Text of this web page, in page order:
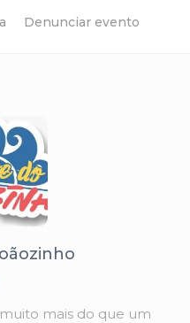
Denunciar evento
mais do que um